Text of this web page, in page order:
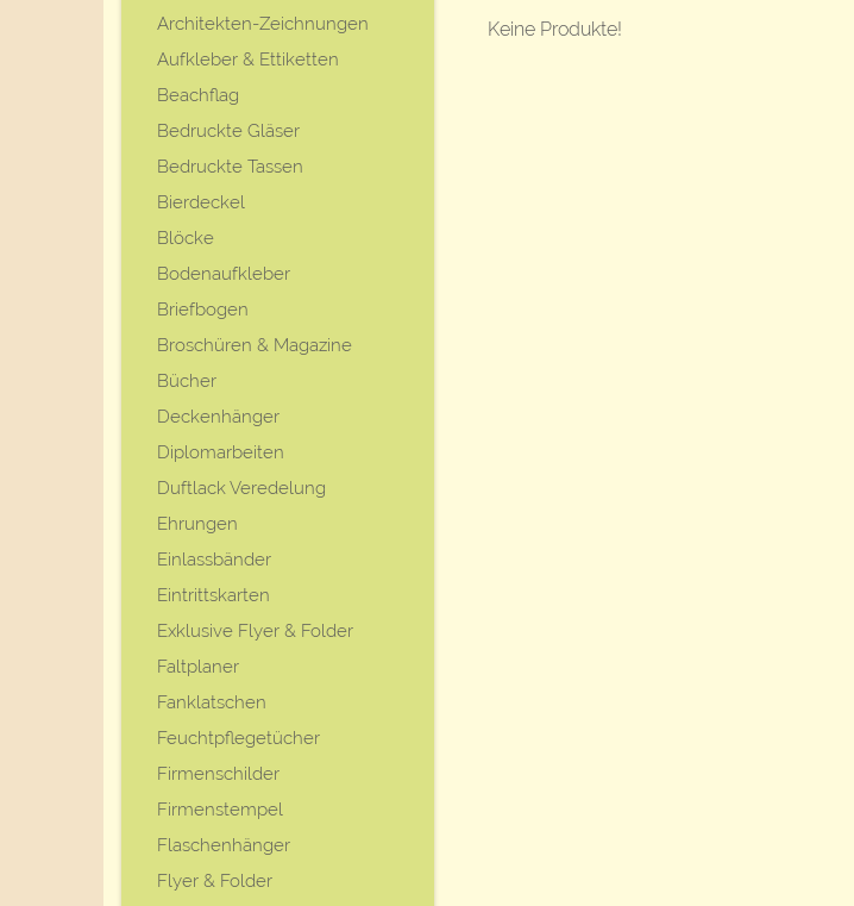
Architekten-Zeichnungen
Aufkleber & Ettiketten
Beachflag
Bedruckte Gläser
Bedruckte Tassen
Bierdeckel
Blöcke
Bodenaufkleber
Briefbogen
Broschüren & Magazine
Bücher
Deckenhänger
Diplomarbeiten
Duftlack Veredelung
Ehrungen
Einlassbänder
Eintrittskarten
Exklusive Flyer & Folder
Faltplaner
Fanklatschen
Feuchtpflegetücher
Firmenschilder
Firmenstempel
Flaschenhänger
Flyer & Folder
Keine Produkte!